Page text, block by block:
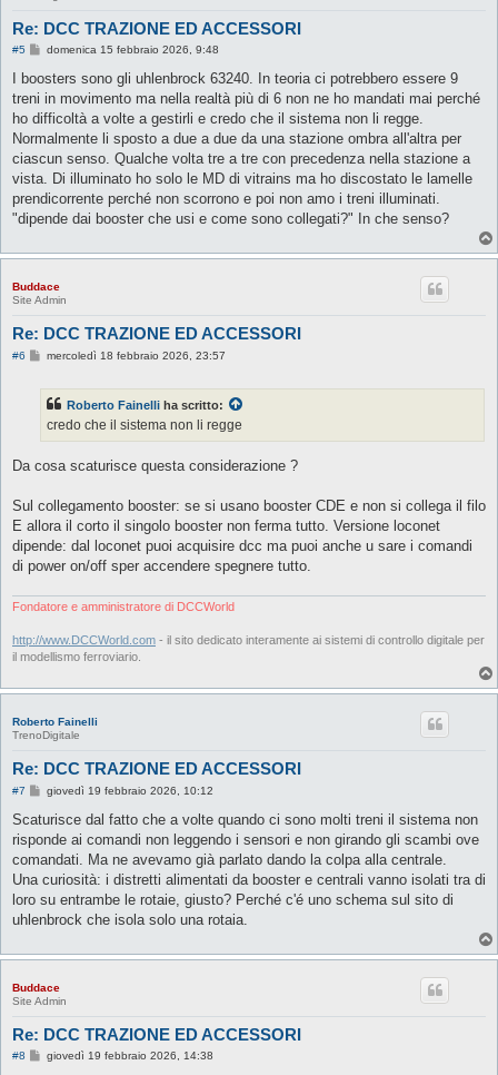
Re: DCC TRAZIONE ED ACCESSORI
#5
M
s
a
g
i
o
domenica 15 febbraio 2026, 9:48
I boosters sono gli uhlenbrock 63240. In teoria ci potrebbero essere 9
treni in movimento ma nella realtà più di 6 non ne ho mandati mai perché
ho difficoltà a volte a gestirli e credo che il sistema non li regge.
Normalmente li sposto a due a due da una stazione ombra all'altra per
ciascun senso. Qualche volta tre a tre con precedenza nella stazione a
vista. Di illuminato ho solo le MD di vitrains ma ho discostato le lamelle
prendicorrente perché non scorrono e poi non amo i treni illuminati.
"dipende dai booster che usi e come sono collegati?" In che senso?
Buddace
Site Admin
Re: DCC TRAZIONE ED ACCESSORI
#6
M
a
g
o
mercoledì 18 febbraio 2026, 23:57
Roberto Fainelli ha scritto:
credo che il sistema non li regge
Da cosa scaturisce questa considerazione ?
Sul collegamento booster: se si usano booster CDE e non si collega il filo
E allora il corto il singolo booster non ferma tutto. Versione loconet
dipende: dal loconet puoi acquisire dcc ma puoi anche u sare i comandi
di power on/off sper accendere spegnere tutto.
Fondatore e amministratore di DCCWorld
http://www.DCCWorld.com - il sito dedicato interamente ai sistemi di controllo digitale per
il modellismo ferroviario.
Roberto Fainelli
TrenoDigitale
Re: DCC TRAZIONE ED ACCESSORI
#7
M
s
a
g
i
o
giovedì 19 febbraio 2026, 10:12
Scaturisce dal fatto che a volte quando ci sono molti treni il sistema non
risponde ai comandi non leggendo i sensori e non girando gli scambi ove
comandati. Ma ne avevamo già parlato dando la colpa alla centrale.
Una curiosità: i distretti alimentati da booster e centrali vanno isolati tra di
loro su entrambe le rotaie, giusto? Perché c'é uno schema sul sito di
uhlenbrock che isola solo una rotaia.
Buddace
Site Admin
Re: DCC TRAZIONE ED ACCESSORI
#8
Mgiovedì 19 febbraio 2026, 14:38